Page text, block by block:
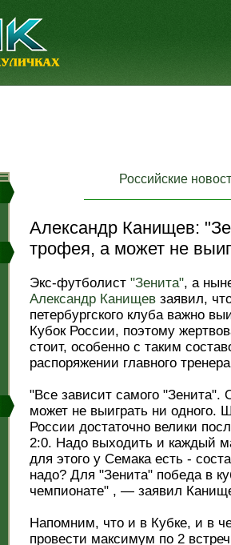
Российские
Александр Канищев:
трофея, а может не
Экс-футболист "Зенита", а
Александр Канищев заявил,
петербургского клуба важно
Кубок России, поэтому
стоит, особенно с таким
распоряжении главного
"Все зависит самого
может не выиграть ни
России достаточно велики
2:0. Надо выходить и каждый
для этого у Семака есть -
надо? Для "Зенита" победа в
чемпионате" , — заявил
Напомним, что и в Кубке, и в
провести максимум по 2